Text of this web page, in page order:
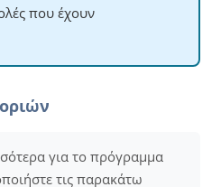
που έχουν
για το πρόγραμμα
τις παρακάτω